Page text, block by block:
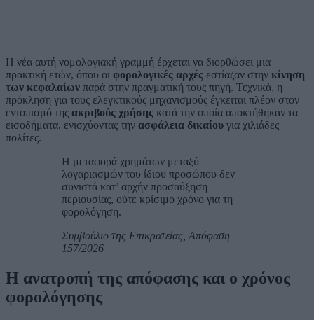
Η νέα αυτή νομολογιακή γραμμή έρχεται να διορθώσει μια
πρακτική ετών, όπου οι φορολογικές αρχές εστίαζαν στην κίνηση
των κεφαλαίων παρά στην πραγματική τους πηγή. Τεχνικά, η
πρόκληση για τους ελεγκτικούς μηχανισμούς έγκειται πλέον στον
εντοπισμό της ακριβούς χρήσης κατά την οποία αποκτήθηκαν τα
εισοδήματα, ενισχύοντας την ασφάλεια δικαίου για χιλιάδες
πολίτες.
Η μεταφορά χρημάτων μεταξύ
λογαριασμών του ίδιου προσώπου δεν
συνιστά κατ’ αρχήν προσαύξηση
περιουσίας, ούτε κρίσιμο χρόνο για τη
φορολόγηση.
Συμβούλιο της Επικρατείας, Απόφαση
157/2026
Η ανατροπή της απόφασης και ο χρόνος
φορολόγησης